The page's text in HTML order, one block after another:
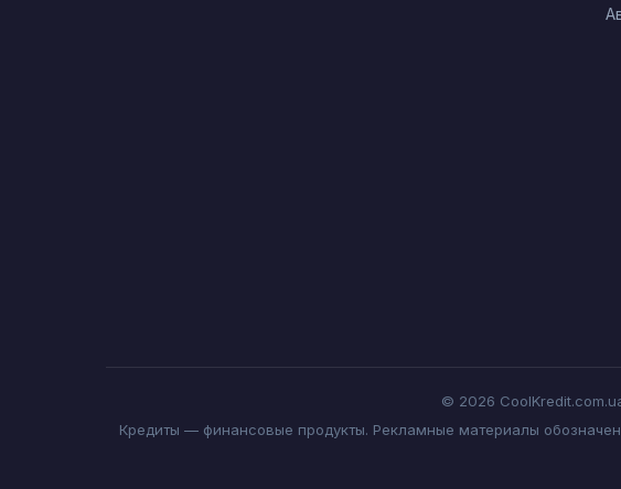
© 2026
Кредиты — финансовые продукты. Рекламные материалы